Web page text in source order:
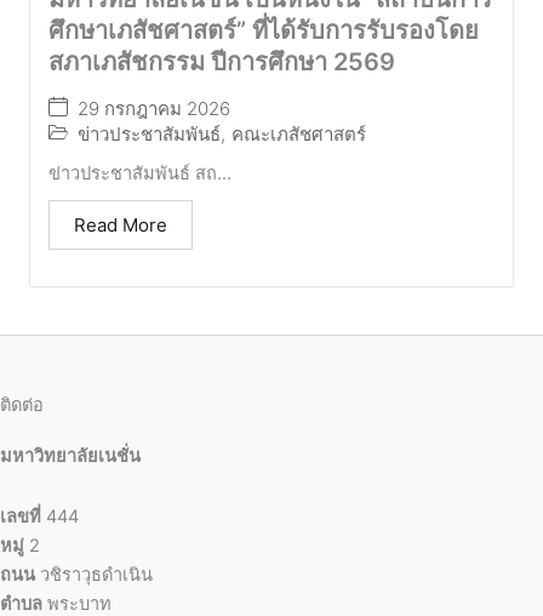
ศึกษาเภสัชศาสตร์” ที่ได้รับการรับรองโดย
สภาเภสัชกรรม ปีการศึกษา 2569
29 กรกฎาคม 2026
ข่าวประชาสัมพันธ์, คณะเภสัชศาสตร์
ข่าวประชาสัมพันธ์ สถ...
Read More
ติดต่อ
มหาวิทยาลัยเนชั่น
เลขที่ 444
หมู่ 2
ถนน วชิราวุธดำเนิน
ตำบล พระบาท